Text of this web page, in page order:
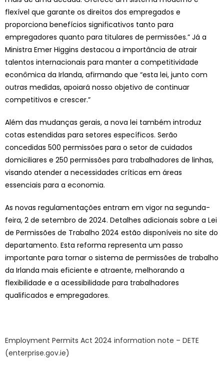
flexível que garante os direitos dos empregados e
proporciona benefícios significativos tanto para
empregadores quanto para titulares de permissões.” Já a
Ministra Emer Higgins destacou a importância de atrair
talentos internacionais para manter a competitividade
econômica da Irlanda, afirmando que “esta lei, junto com
outras medidas, apoiará nosso objetivo de continuar
competitivos e crescer.”
Além das mudanças gerais, a nova lei também introduz
cotas estendidas para setores específicos. Serão
concedidas 500 permissões para o setor de cuidados
domiciliares e 250 permissões para trabalhadores de linhas,
visando atender a necessidades críticas em áreas
essenciais para a economia.
As novas regulamentações entram em vigor na segunda-
feira, 2 de setembro de 2024. Detalhes adicionais sobre a Lei
de Permissões de Trabalho 2024 estão disponíveis no site do
departamento. Esta reforma representa um passo
importante para tornar o sistema de permissões de trabalho
da Irlanda mais eficiente e atraente, melhorando a
flexibilidade e a acessibilidade para trabalhadores
qualificados e empregadores.
Employment Permits Act 2024 information note – DETE
(enterprise.gov.ie)